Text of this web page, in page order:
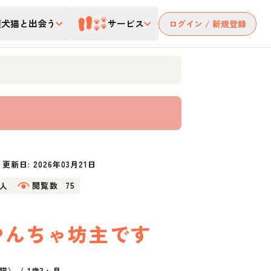
猫と出会う サービス ログイン / 新規登録
更新日: 2026年03月21日
閲覧数 75
ちゃ坊主です